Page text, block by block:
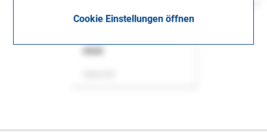
Cookie Einstellungen öffnen